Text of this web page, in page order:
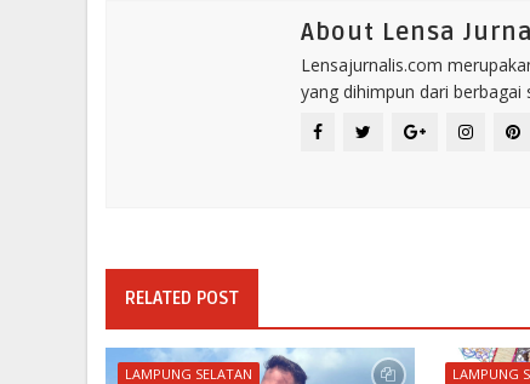
About Lensa
Lensajurnalis.com
yang dihimpun dari berbagai
RELATED POST
LAMPUNG SELATAN LAMPUNG